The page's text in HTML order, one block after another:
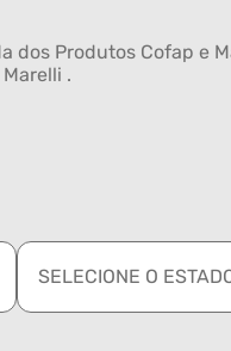
dos Produtos Cofap e
.
SELECIONE O